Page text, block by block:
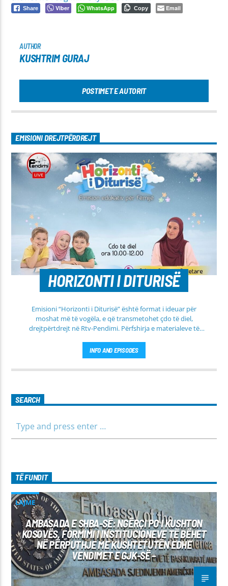
Share Viber WhatsApp Copy Email
AUTHOR
KUSHTRIM GURAJ
POSTIMET E AUTORIT
EMISIONI DREJTPËRDREJT
HORIZONTI I DITURISË
Emisioni “Horizonti i Diturisë” është format i ideuar për
moshat më të vogëla, e që transmetohet çdo të diel,
drejtpërtdrejt në Rtv-Pendimi. Përfshirja e materialeve të
rrugën e duhur të besimit Islam, janë pikësynimi kryesor i
të jemi më afër dëgjuesve të rinj, komunikojmë së bashku me
kanë, por edhe përfitimin e njohurive të reja. Çdo të diel, ora
10:00-12:00 Moderatore: Luljeta Beqiri Kontakti: Viber: +383
INFO AND EPISODES
SEARCH
TË FUNDIT
LAJME
AMBASADA E SHBA-SË: NGËRÇI PO I KUSHTON
KOSOVËS, FORMIMI I INSTITUCIONEVE TË BËHET
NË PËRPUTHJE ME KUSHTETUTËN EDHE
VENDIMET E GJK-SË –